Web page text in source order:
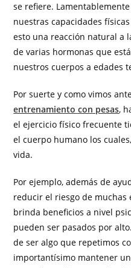
se refiere.
nuestras capacidades
esto una reacción natural a
de varias hormonas que
nuestros cuerpos a edades
Por suerte y como vimos
entrenamiento con pesas,
el ejercicio físico frecuente
el cuerpo humano los
vida.
Por ejemplo, además de
reducir el riesgo de muchas
brinda beneficios a nivel
pueden ser pasados por
de ser algo que repetimos
importantísimo mantener